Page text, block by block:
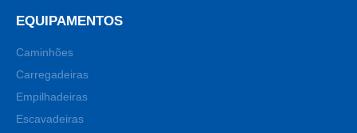
EQUIPAMENTOS
Caminhões
Carregadeiras
Empilhadeiras
Escavadeiras